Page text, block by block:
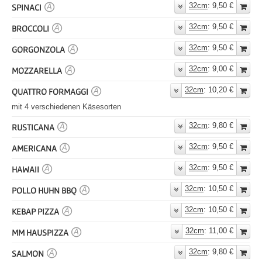
SPINACI A 32cm: 9,50 €
BROCCOLI A 32cm: 9,50 €
GORGONZOLA A 32cm: 9,50 €
MOZZARELLA A 32cm: 9,00 €
QUATTRO FORMAGGI A 32cm: 10,20 €
mit 4 verschiedenen Käsesorten
RUSTICANA A 32cm: 9,80 €
AMERICANA A 32cm: 9,50 €
HAWAII A 32cm: 9,50 €
POLLO HUHN BBQ A 32cm: 10,50 €
KEBAP PIZZA A 32cm: 10,50 €
MM HAUSPIZZA A 32cm: 11,00 €
SALMON A 32cm: 9,80 €